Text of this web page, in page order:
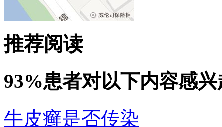
推荐阅读
93%患者对以下内容感兴
牛皮癣是否传染